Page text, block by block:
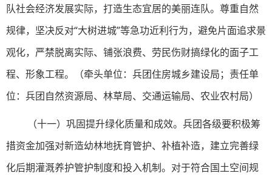
队社会经济发展实际，打造生态宜居的美丽连队。尊重自然
规律，坚决反对“大树进城”等急功近利行为，避免片面追求景
观化，严禁脱离实际、铺张浪费、劳民伤财搞绿化的面子工
程、形象工程。（牵头单位：兵团住房城乡建设局；责任单
位：兵团自然资源局、林草局、交通运输局、农业农村局）
（十一）巩固提升绿化质量和成效。兵团各级要积极筹
措资金加强对新造幼林地抚育管护、补植补造，建立完善绿
化后期灌溉养护管护制度和投入机制。对于符合国土空间规